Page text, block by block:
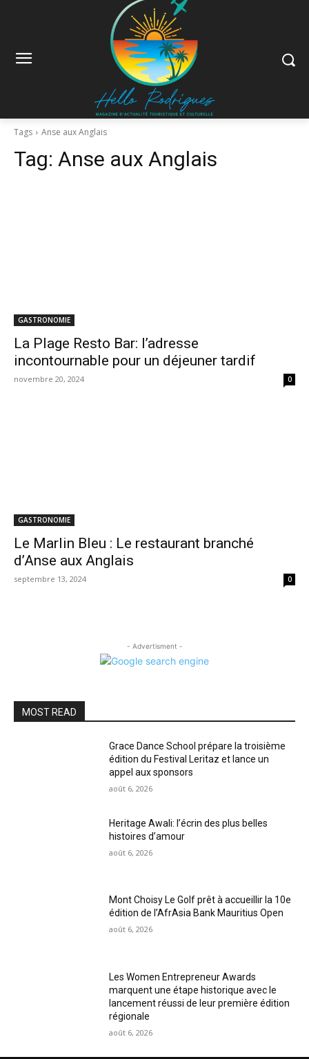
Tags Anse aux Anglais
Tag: Anse aux Anglais
GASTRONOMIE
La Plage Resto Bar: l’adresse
incontournable pour un déjeuner tardif
novembre 20, 2024 0
GASTRONOMIE
Le Marlin Bleu : Le restaurant branché
d’Anse aux Anglais
septembre 13, 2024 0
- Advertisment -
MOST READ
Grace Dance School prépare la troisième
édition du Festival Leritaz et lance un
appel aux sponsors
août 6, 2026
Heritage Awali: l’écrin des plus belles
histoires d’amour
août 6, 2026
Mont Choisy Le Golf prêt à accueillir la 10e
édition de l’AfrAsia Bank Mauritius Open
août 6, 2026
Les Women Entrepreneur Awards
marquent une étape historique avec le
lancement réussi de leur première édition
régionale
août 6, 2026